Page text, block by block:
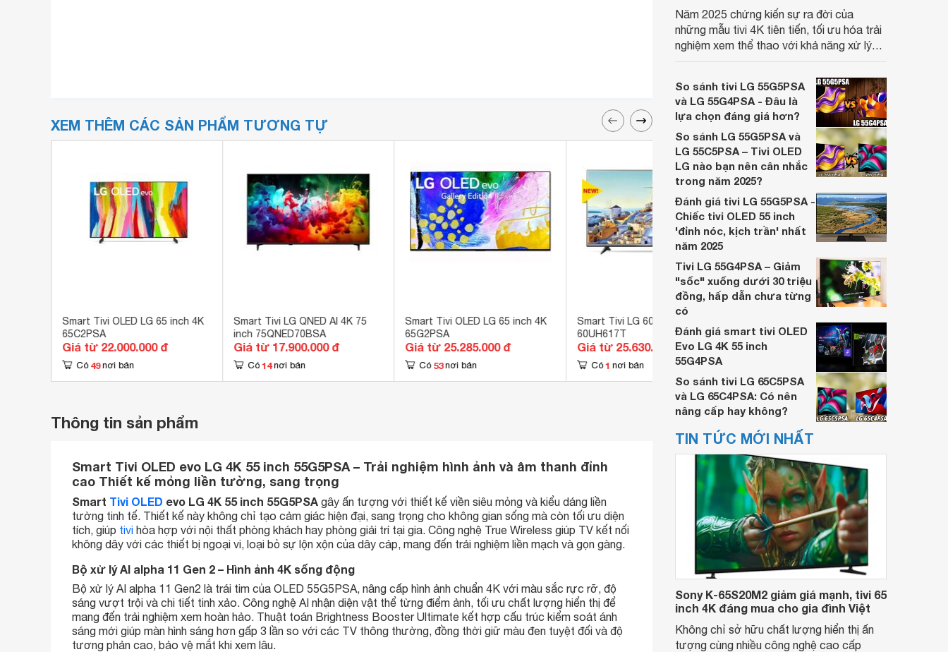
XEM THÊM CÁC SẢN PHẨM TƯƠNG TỰ
Smart Tivi OLED LG 65 inch 4K
65C2PSA
Giá từ 22.000.000 đ
Có 49 nơi bán
Smart Tivi LG QNED AI 4K 75
inch 75QNED70BSA
Giá từ 17.900.000 đ
Có 14 nơi bán
Smart Tivi OLED LG 65 inch 4K
65G2PSA
Giá từ 25.285.000 đ
Có 53 nơi bán
Smart Tivi LG 60 inch 4K
60UH617T
Giá từ 25.630.000 đ
Có 1 nơi bán
Smart Tivi OLED LG 55EG9A7T-
55 inch
Giá từ 23.200.000 đ
Thông tin sản phẩm
Smart Tivi OLED evo LG 4K 55 inch 55G5PSA – Trải nghiệm hình ảnh và âm thanh đỉnh
cao Thiết kế mỏng liền tường, sang trọng
Smart Tivi OLED evo LG 4K 55 inch 55G5PSA gây ấn tượng với thiết kế viền siêu mỏng và kiểu dáng liền
tường tinh tế. Thiết kế này không chỉ tạo cảm giác hiện đại, sang trọng cho không gian sống mà còn tối ưu diện
tích, giúp tivi hòa hợp với nội thất phòng khách hay phòng giải trí tại gia. Công nghệ True Wireless giúp TV kết nối
không dây với các thiết bị ngoại vi, loại bỏ sự lộn xộn của dây cáp, mang đến trải nghiệm liền mạch và gọn gàng.
Bộ xử lý AI alpha 11 Gen 2 – Hình ảnh 4K sống động
Bộ xử lý AI alpha 11 Gen2 là trái tim của OLED 55G5PSA, nâng cấp hình ảnh chuẩn 4K với màu sắc rực rỡ, độ
sáng vượt trội và chi tiết tinh xảo. Công nghệ AI nhận diện vật thể từng điểm ảnh, tối ưu chất lượng hiển thị để
mang đến trải nghiệm xem hoàn hảo. Thuật toán Brightness Booster Ultimate kết hợp cấu trúc kiểm soát ánh
sáng mới giúp màn hình sáng hơn gấp 3 lần so với các TV thông thường, đồng thời giữ màu đen tuyệt đối và độ
tương phản cao, bảo vệ mắt khi xem lâu.
Năm 2025 chứng kiến sự ra đời của
những mẫu tivi 4K tiên tiến, tối ưu hóa trải
nghiệm xem thể thao với khả năng xử lý
khả năng chống lóa, giúp người xem đắm
chìm hoàn toàn trong không khí sôi động
của trận đấu.
So sánh tivi LG 55G5PSA
và LG 55G4PSA - Đâu là
lựa chọn đáng giá hơn?
So sánh LG 55G5PSA và
LG 55C5PSA – Tivi OLED
LG nào bạn nên cân nhắc
trong năm 2025?
Đánh giá tivi LG 55G5PSA -
Chiếc tivi OLED 55 inch
'đỉnh nóc, kịch trần' nhất
năm 2025
Tivi LG 55G4PSA – Giảm
"sốc" xuống dưới 30 triệu
đồng, hấp dẫn chưa từng
có
Đánh giá smart tivi OLED
Evo LG 4K 55 inch
55G4PSA
So sánh tivi LG 65C5PSA
và LG 65C4PSA: Có nên
nâng cấp hay không?
TIN TỨC MỚI NHẤT
Sony K-65S20M2 giảm giá mạnh, tivi 65
inch 4K đáng mua cho gia đình Việt
Không chỉ sở hữu chất lượng hiển thị ấn
tượng cùng nhiều công nghệ cao cấp